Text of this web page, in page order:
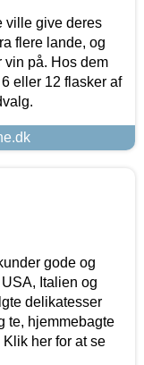
ville give deres
flere lande, og
vin på. Hos dem
eller 12 flasker af
gode og
Italien og
delikatesser
te, hjemmebagte
her for at se